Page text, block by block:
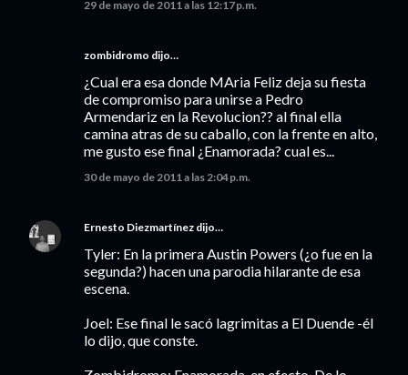
29 de mayo de 2011 a las 12:17 p.m.
zombidromo dijo…
¿Cual era esa donde MAria Feliz deja su fiesta
de compromiso para unirse a Pedro
Armendariz en la Revolucion?? al final ella
camina atras de su caballo, con la frente en alto,
me gusto ese final ¿Enamorada? cual es...
30 de mayo de 2011 a las 2:04 p.m.
Ernesto Diezmartínez dijo…
Tyler: En la primera Austin Powers (¿o fue en la
segunda?) hacen una parodia hilarante de esa
escena.
Joel: Ese final le sacó lagrimitas a El Duende -él
lo dijo, que conste.